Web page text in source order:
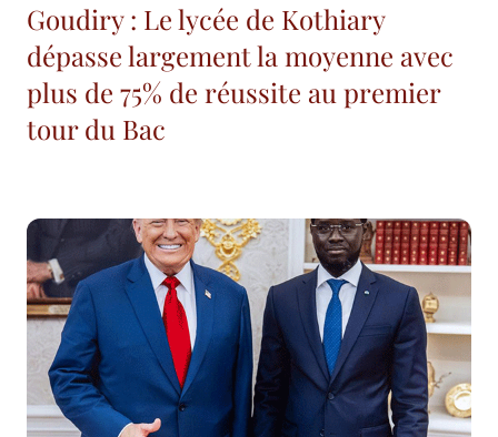
Goudiry : Le lycée de Kothiary
dépasse largement la moyenne avec
plus de 75% de réussite au premier
tour du Bac